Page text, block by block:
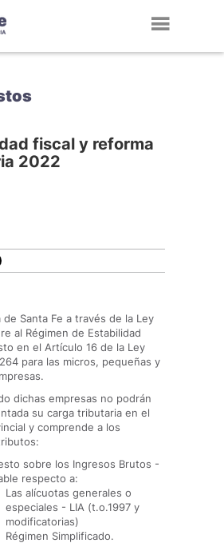
fiscal y reforma
2022
de Santa Fe a través de la Ley
al Régimen de Estabilidad
en el Artículo 16 de la Ley
para las micros, pequeñas y
dichas empresas no podrán
su carga tributaria en el
y comprende a los
sobre los Ingresos Brutos -
respecto a:
Las alícuotas generales o
especiales - LIA (t.o.1997 y
modificatorias)
Régimen Simplificado.